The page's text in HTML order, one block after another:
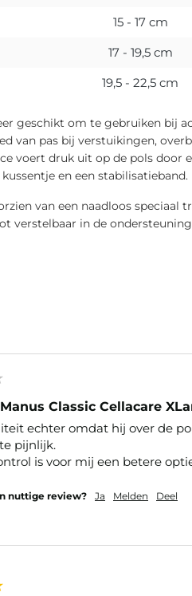
15 - 17 cm
17 - 19,5 cm
19,5 - 22,5 cm
geschikt om te gebruiken bij
van pas bij verstuikingen,
voert druk uit op de pols door
en een stabilisatieband.
van een naadloos
verstelbaar in de
Classic Cellacare
echter omdat hij over de
pijnlijk.
is voor mij een betere
nuttige review? Ja Melden Deel